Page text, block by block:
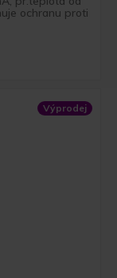
ochranu proti
Výprodej